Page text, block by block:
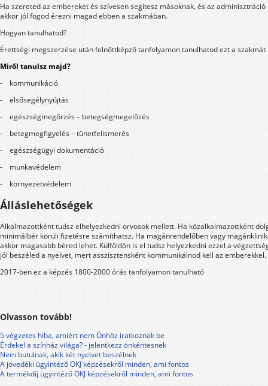
Ha szereted az embereket és szívesen segítesz másoknak, és az
akkor jól fogod érezni magad ebben a szakmában.
Hogyan tanulhatod?
Érettségi megszerzése után felnőttképző tanfolyamon tanulhatod ezt a szakmát
Miről tanulsz majd?
- kommunikáció
- elsősegélynyújtás
- egészségmegőrzés – betegségmegelőzés
- betegmegfigyelés – tünetfelismerés
- egészségügyi dokumentáció
- munkavédelem
- környezetvédelem
Álláslehetőségek
Alkalmazottként tudsz elhelyezkedni orvosok mellett. Ha közalkalmazottként
minimálbér körüli fizetésre számíthatsz. Ha magánrendelőben vagy
akkor magasabb béred lehet. Külföldön is el tudsz helyezkedni ezzel a
jól beszéled a nyelvet, mert asszisztensként kommunikálnod kell az emberekkel.
2017-ben ez a képzés 1800-2000 órás tanfolyamon tanulható
Olvasson tovább!
5 végzetes hiba, amiért nem Önhöz iratkoznak be
Érdekel a színház világa? - jelentkezz önkéntesnek
Nem butulnak, akik két nyelvet beszélnek
A jövedéki ügyintéző OKJ képzésekről minden, ami fontos
A termékdíj ügyintéző OKJ képzésekről minden, ami fontos